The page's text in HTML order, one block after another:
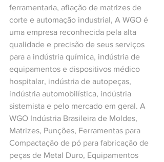
ferramentaria, afiação de matrizes de
corte e automação industrial, A WGO é
uma empresa reconhecida pela alta
qualidade e precisão de seus serviços
para a indústria química, indústria de
equipamentos e dispositivos médico
hospitalar, indústria de autopeças,
indústria automobilística, indústria
sistemista e pelo mercado em geral. A
WGO Indústria Brasileira de Moldes,
Matrizes, Punções, Ferramentas para
Compactação de pó para fabricação de
peças de Metal Duro, Equipamentos